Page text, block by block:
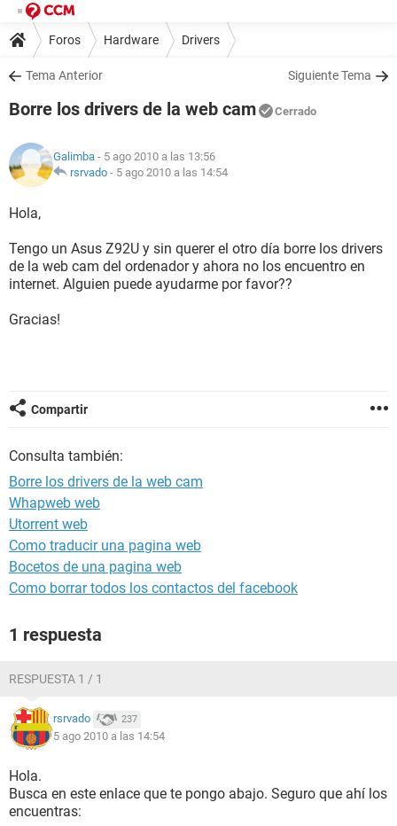
Foros Hardware Drivers
Tema Anterior Siguiente Tema
Borre los drivers de la web cam Cerrado
Galimba - 5 ago 2010 a las 13:56
rsrvado - 5 ago 2010 a las 14:54
Hola,
Tengo un Asus Z92U y sin querer el otro día borre los drivers
de la web cam del ordenador y ahora no los encuentro en
internet. Alguien puede ayudarme por favor??
Gracias!
Compartir
Consulta también:
Borre los drivers de la web cam
Whapweb web
Utorrent web
Como traducir una pagina web
Bocetos de una pagina web
Como borrar todos los contactos del facebook
1 respuesta
RESPUESTA 1 / 1
rsrvado 237
5 ago 2010 a las 14:54
Hola.
Busca en este enlace que te pongo abajo. Seguro que ahí los
encuentras: